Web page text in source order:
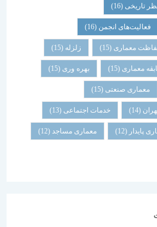
(16)
انجمن(16)
(15) زلزله
(15) بهره وری(15)
صنعتی(15)
خدمات اجتماعی (13)
(12) معماری مساجد(12)